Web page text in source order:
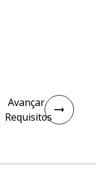
Avançar
Requisitos